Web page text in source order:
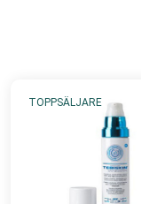
ytliga blodkärl
starka produkter
rodnaden. Rätt
ut hudtonen
dränerar och
TOPPSÄLJARE